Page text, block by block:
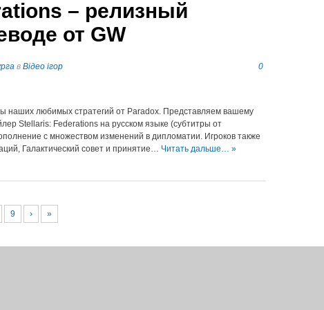
– релизный
от GW
в Відео ігор 0
наших любимых стратегий от Paradox. Представляем вашему
Stellaris: Federations на русском языке (субтитры от
с множеством изменений в дипломатии. Игроков также
Галактический совет и принятие… Читать дальше… »
9 › »